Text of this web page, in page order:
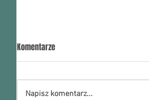
Seminarium "Proekologiczne
Regionalna Agencja Poszanowania
Energii i Środowiska w Toruniu
Komentarze
Napisz komentarz...